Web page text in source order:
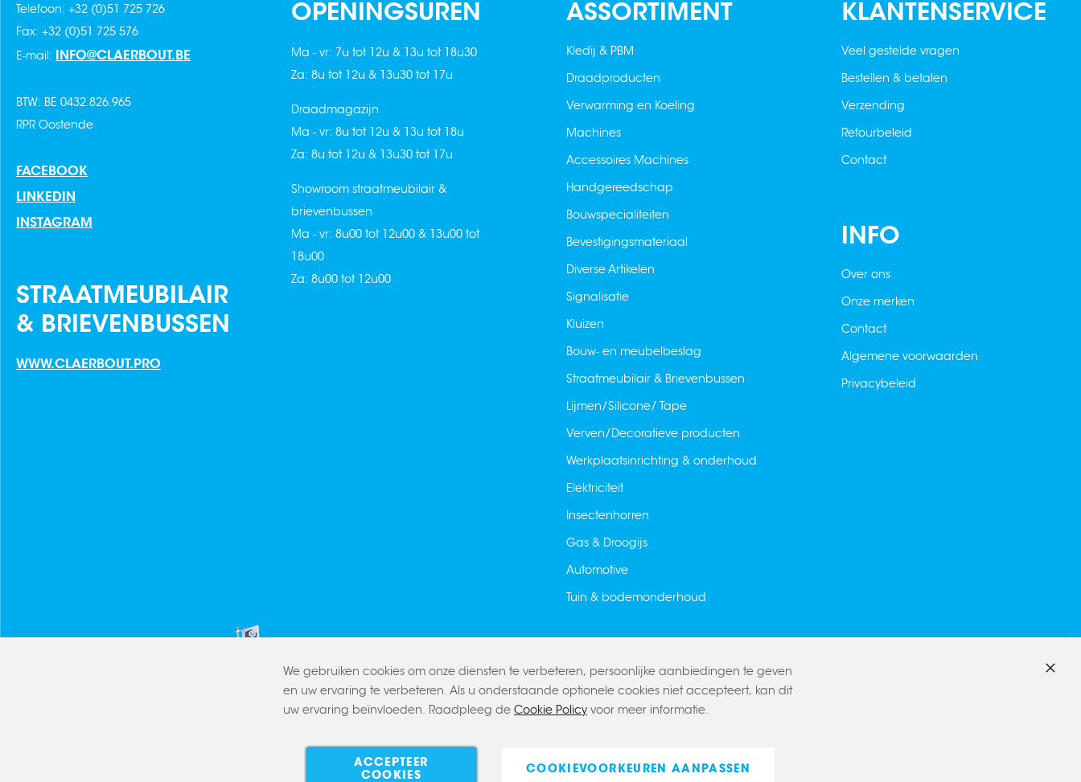
Telefoon: +32 (0)51 725 726
Fax: +32 (0)51 725 576
E-mail: INFO@CLAERBOUT.BE
BTW: BE 0432.826.965
RPR Oostende
FACEBOOK
LINKEDIN
INSTAGRAM
STRAATMEUBILAIR
& BRIEVENBUSSEN
WWW.CLAERBOUT.PRO
OPENINGSUREN
Ma - vr: 7u tot 12u & 13u tot 18u30
Za: 8u tot 12u & 13u30 tot 17u
Draadmagazijn
Ma - vr: 8u tot 12u & 13u tot 18u
Za: 8u tot 12u & 13u30 tot 17u
Showroom straatmeubilair &
brievenbussen
Ma - vr: 8u00 tot 12u00 & 13u00 tot
18u00
Za: 8u00 tot 12u00
ASSORTIMENT
Kledij & PBM
Draadproducten
Verwarming en Koeling
Machines
Accessoires Machines
Handgereedschap
Bouwspecialiteiten
Bevestigingsmateriaal
Diverse Artikelen
Signalisatie
Kluizen
Bouw- en meubelbeslag
Straatmeubilair & Brievenbussen
Lijmen/Silicone/ Tape
Verven/Decoratieve producten
Werkplaatsinrichting & onderhoud
Elektriciteit
Insectenhorren
Gas & Droogijs
Automotive
Tuin & bodemonderhoud
KLANTENSERVICE
Veel gestelde vragen
Bestellen & betalen
Verzending
Retourbeleid
Contact
INFO
Over ons
Onze merken
Contact
Algemene voorwaarden
Privacybeleid
We gebruiken cookies om onze diensten te verbeteren, persoonlijke aanbiedingen te geven
en uw ervaring te verbeteren. Als u onderstaande optionele cookies niet accepteert, kan dit
uw ervaring beïnvloeden. Raadpleeg de Cookie Policy voor meer informatie.
ACCEPTEER
COOKIES
COOKIEVOORKEUREN AANPASSEN